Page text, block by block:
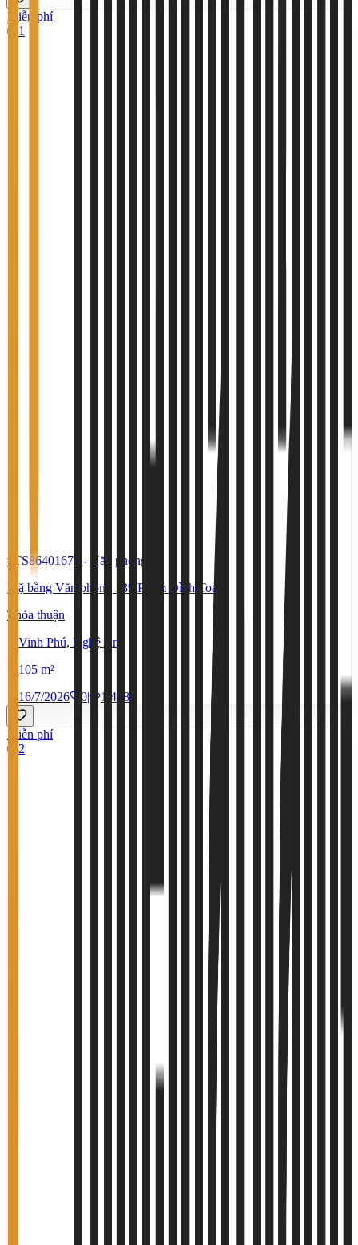
Miễn phí
1
#TS86401677 -
Văn phòng
Mặ bằng Văn phòng 139 Phạm Đình Toái
Thỏa thuận
Vinh Phú, Nghệ An
105 m²
16/7/2026
0| 1.458
Miễn phí
2